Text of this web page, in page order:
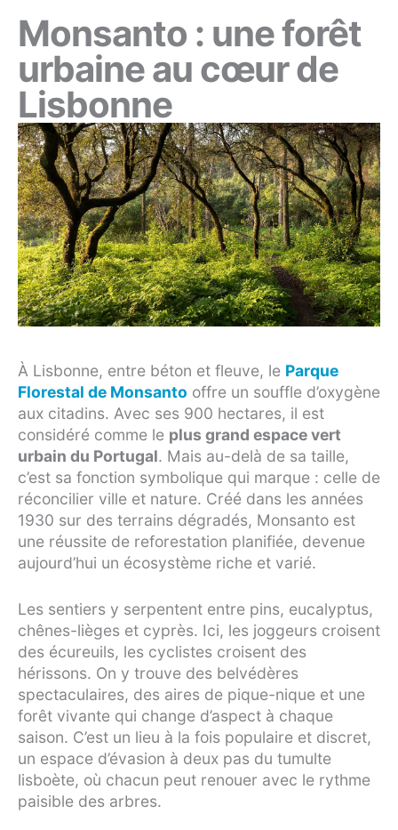
Monsanto : une forêt
urbaine au cœur de
Lisbonne
À Lisbonne, entre béton et fleuve, le Parque
Florestal de Monsanto offre un souffle d’oxygène
aux citadins. Avec ses 900 hectares, il est
considéré comme le plus grand espace vert
urbain du Portugal. Mais au-delà de sa taille,
c’est sa fonction symbolique qui marque : celle de
réconcilier ville et nature. Créé dans les années
1930 sur des terrains dégradés, Monsanto est
une réussite de reforestation planifiée, devenue
aujourd’hui un écosystème riche et varié.
Les sentiers y serpentent entre pins, eucalyptus,
chênes-lièges et cyprès. Ici, les joggeurs croisent
des écureuils, les cyclistes croisent des
hérissons. On y trouve des belvédères
spectaculaires, des aires de pique-nique et une
forêt vivante qui change d’aspect à chaque
saison. C’est un lieu à la fois populaire et discret,
un espace d’évasion à deux pas du tumulte
lisboète, où chacun peut renouer avec le rythme
paisible des arbres.